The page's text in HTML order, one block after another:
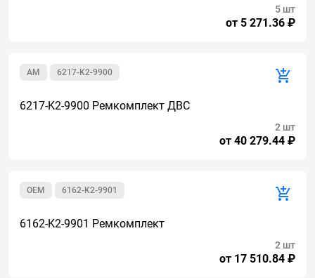
от 5 271.36 ₽
5 шт
6217-K2-9900
AM
6217-K2-9900 Ремкомплект ДВС
от 40 279.44 ₽
2 шт
6162-K2-9901
OEM
6162-K2-9901 Ремкомплект
от 17 510.84 ₽
2 шт